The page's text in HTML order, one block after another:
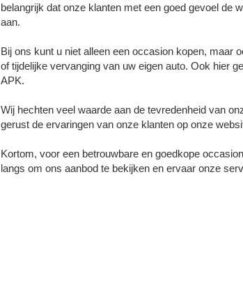
belangrijk dat onze klanten met een goed gevoel de
aan.
Bij ons kunt u niet alleen een occasion kopen, maar
of tijdelijke vervanging van uw eigen auto. Ook hier
APK.
Wij hechten veel waarde aan de tevredenheid van
gerust de ervaringen van onze klanten op onze
Kortom, voor een betrouwbare en goedkope
langs om ons aanbod te bekijken en ervaar onze